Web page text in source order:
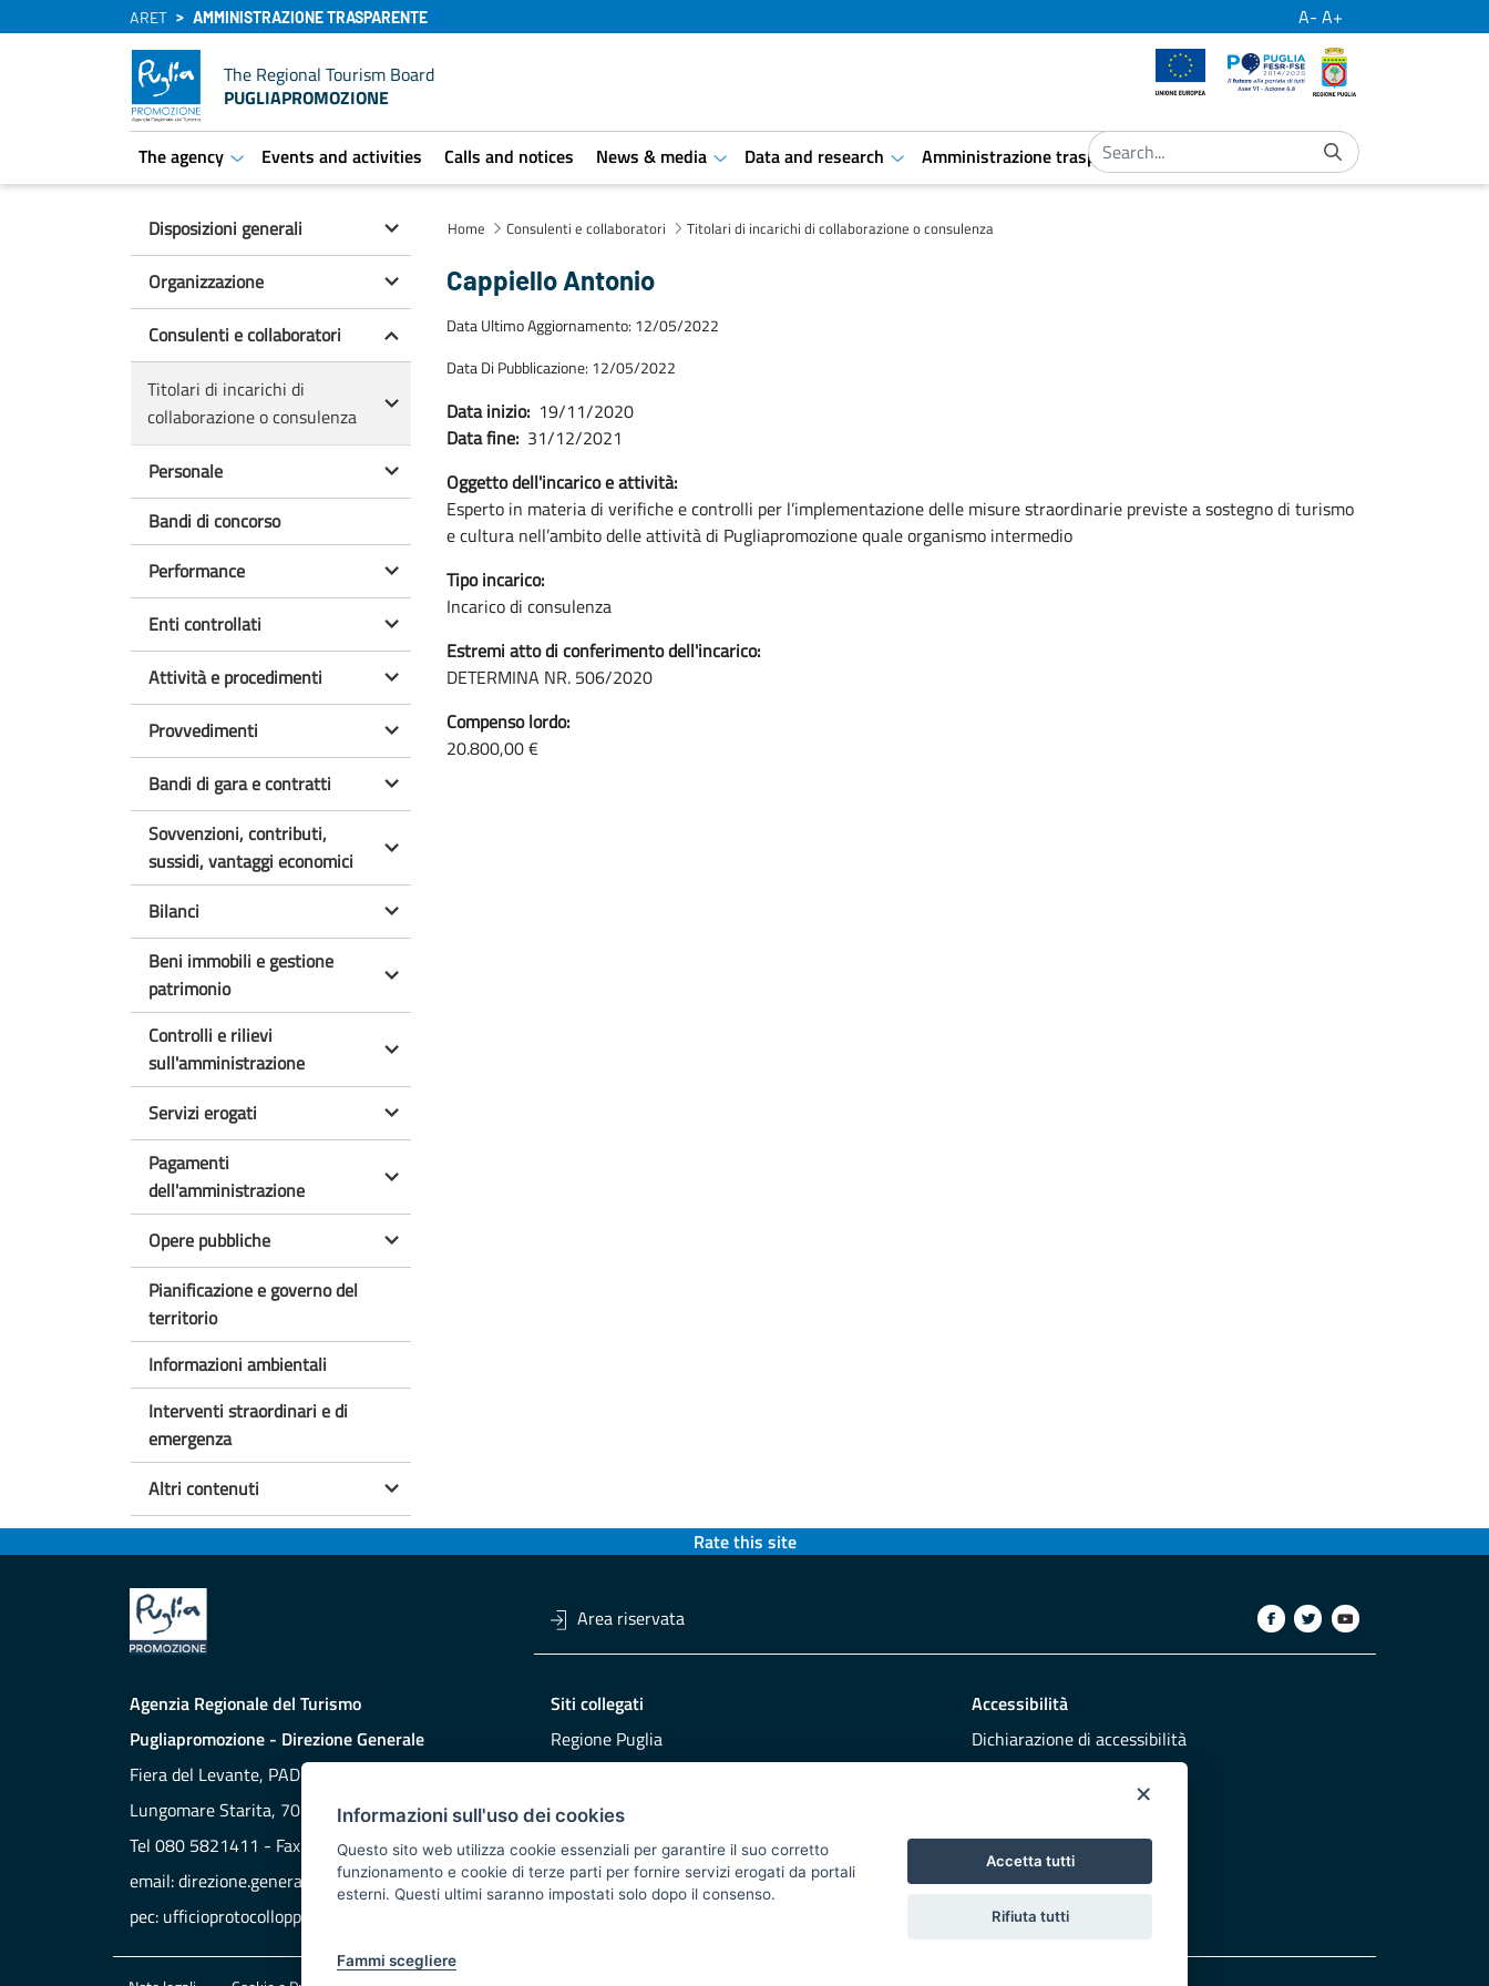
×
Informazioni sull'uso dei cookies
Questo sito web utilizza cookie essenziali per garantire il suo corretto
funzionamento e cookie di terze parti per fornire servizi erogati da portali
esterni. Questi ultimi saranno impostati solo dopo il consenso.
Fammi scegliere
Accetta tutti
Rifiuta tutti
ARET AMMINISTRAZIONE TRASPARENTE A- A+
The Regional Tourism Board
PUGLIAPROMOZIONE
European UnionPor Puglia
The agency
aret.open.submenu
Events and activities Calls and notices News & media
aret.open.submenu
Data and research
aret.open.submenu
Amministrazione trasparente
aret.open.submenu
Disposizioni generali
Organizzazione
Consulenti e collaboratori
Titolari di incarichi di
collaborazione o consulenza
Personale
Bandi di concorso
Performance
Enti controllati
Attività e procedimenti
Provvedimenti
Bandi di gara e contratti
Sovvenzioni, contributi,
sussidi, vantaggi economici
Bilanci
Beni immobili e gestione
patrimonio
Controlli e rilievi
sull'amministrazione
Servizi erogati
Pagamenti
dell'amministrazione
Opere pubbliche
Pianificazione e governo del
territorio
Informazioni ambientali
Interventi straordinari e di
emergenza
Altri contenuti
Home Consulenti e collaboratori Titolari di incarichi di collaborazione o consulenza
Cappiello Antonio
Data Ultimo Aggiornamento: 12/05/2022
Data Di Pubblicazione: 12/05/2022
Data inizio: 19/11/2020
Data fine: 31/12/2021
Oggetto dell'incarico e attività:
Esperto in materia di verifiche e controlli per l’implementazione delle misure straordinarie previste a sostegno di turismo
e cultura nell’ambito delle attività di Pugliapromozione quale organismo intermedio
Tipo incarico:
Incarico di consulenza
Estremi atto di conferimento dell'incarico:
DETERMINA NR. 506/2020
Compenso lordo:
20.800,00 €
Rate this site
Area riservata
Agenzia Regionale del Turismo
Pugliapromozione - Direzione Generale
Fiera del Levante, PAD. 172
Lungomare Starita, 70132 BARI
Tel 080 5821411 - Fax 080 5821429
email:direzione.generale@aret.regione.puglia.it
pec: ufficioprotocollopp@pec.it
Siti collegati
Regione Puglia
DMS Puglia
Buy Puglia
Accessibilità
Dichiarazione di accessibilità
Responsabili pubblicazione